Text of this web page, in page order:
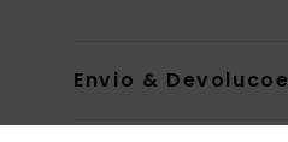
Envio &